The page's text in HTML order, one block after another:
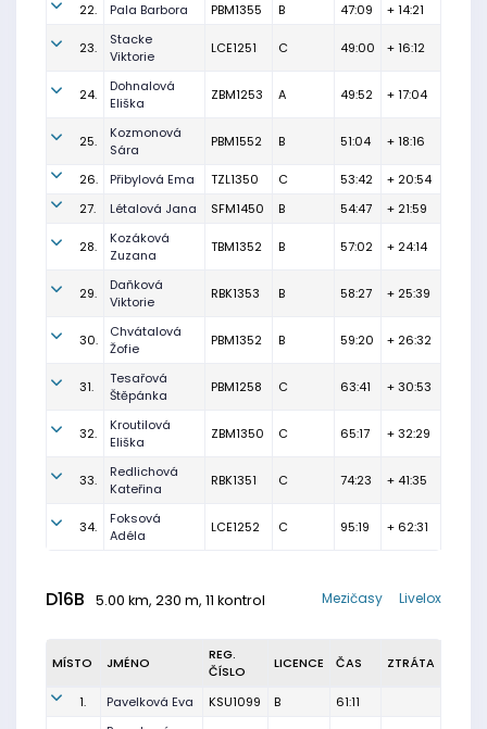
22.
Pala Barbora PBM1355 B 47:09 + 14:21
23.
Stacke
Viktorie
LCE1251 C 49:00 + 16:12
24.
Dohnalová
Eliška
ZBM1253 A 49:52 + 17:04
25.
Kozmonová
Sára
PBM1552 B 51:04 + 18:16
26. Přibylová Ema TZL1350 C 53:42
+ 20:54
27.
Létalová Jana SFM1450 B 54:47 + 21:59
28.
Kozáková
Zuzana
TBM1352 B 57:02 + 24:14
29.
Daňková
Viktorie
RBK1353 B 58:27 + 25:39
30.
Chvátalová
Žofie
PBM1352 B 59:20 + 26:32
31.
Tesařová
Štěpánka
PBM1258 C 63:41 + 30:53
32.
Kroutilová
Eliška
ZBM1350 C 65:17 + 32:29
33.
Redlichová
Kateřina
RBK1351 C 74:23 + 41:35
34.
Foksová
Adéla
LCE1252 C 95:19 + 62:31
D16B 5.00 km, 230 m, 11 kontrol Livelox
Mezičasy
MÍSTO JMÉNO
REG.
ČÍSLO
LICENCE ČAS ZTRÁTA
1. Pavelková Eva KSU1099 B
61:11